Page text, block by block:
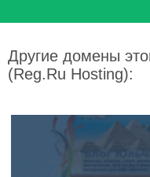
Другие домены
(Reg.Ru Hosting):